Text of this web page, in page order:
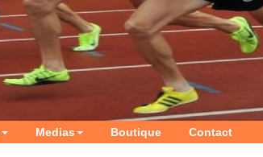
Medias Boutique Contact